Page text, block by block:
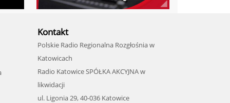
Kontakt
Polskie Radio Regionalna Rozgłośnia w
Katowicach
Radio Katowice SPÓŁKA AKCYJNA w
likwidacji
ul. Ligonia 29, 40-036 Katowice